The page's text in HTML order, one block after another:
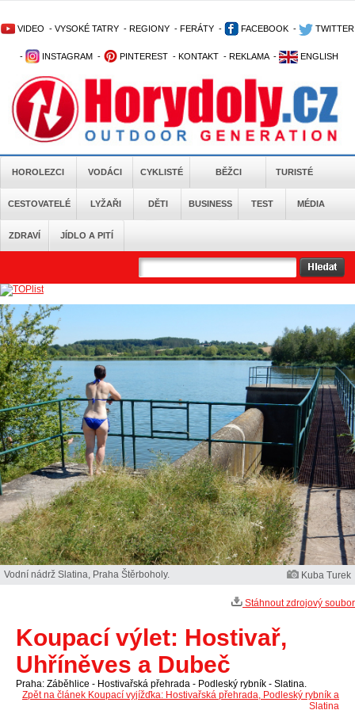
VIDEO - VYSOKÉ TATRY - REGIONY - FERÁTY - FACEBOOK - TWITTER
- INSTAGRAM - PINTEREST - KONTAKT - REKLAMA - ENGLISH
HOROLEZCI VODÁCI CYKLISTÉ BĚŽCI TURISTÉ
CESTOVATELÉ LYŽAŘI DĚTI BUSINESS TEST MÉDIA
ZDRAVÍ JÍDLO A PITÍ
Vodní nádrž Slatina, Praha Štěrboholy. Kuba Turek
Stáhnout zdrojový soubor
Koupací výlet: Hostivař,
Uhříněves a Dubeč
Praha: Záběhlice - Hostivařská přehrada - Podleský rybník - Slatina.
Zpět na článek Koupací vyjížďka: Hostivařská přehrada, Podleský rybník a
Slatina